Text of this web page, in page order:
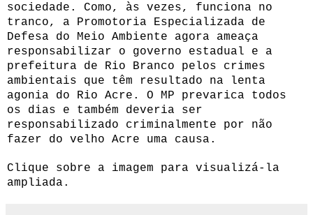
sociedade. Como, às vezes, funciona no
tranco, a Promotoria Especializada de
Defesa do Meio Ambiente agora ameaça
responsabilizar o governo estadual e a
prefeitura de Rio Branco pelos crimes
ambientais que têm resultado na lenta
agonia do Rio Acre. O MP prevarica todos
os dias e também deveria ser
responsabilizado criminalmente por não
fazer do velho Acre uma causa.
Clique sobre a imagem para visualizá-la
ampliada.